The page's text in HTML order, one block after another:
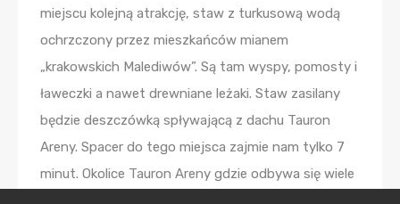
miejscu kolejną atrakcję, staw z turkusową wodą
ochrzczony przez mieszkańców mianem
„krakowskich Malediwów”. Są tam wyspy, pomosty i
ławeczki a nawet drewniane leżaki. Staw zasilany
będzie deszczówką spływającą z dachu Tauron
Areny. Spacer do tego miejsca zajmie nam tylko 7
minut. Okolice Tauron Areny gdzie odbywa się wiele